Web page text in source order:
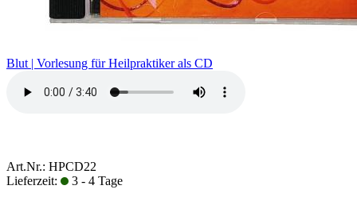
Blut | Vorlesung für Heilpraktiker als CD
Art.Nr.: HPCD22
Lieferzeit:
3 - 4 Tage